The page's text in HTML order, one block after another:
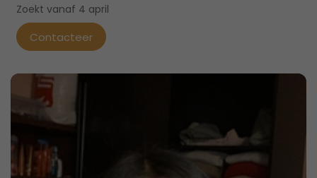
Zoekt vanaf 4 april
Contacteer